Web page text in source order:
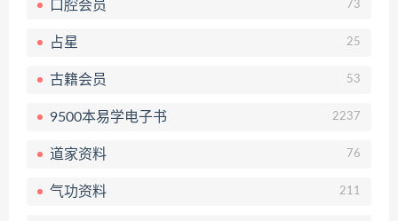
口腔会员 73
占星 25
古籍会员 53
9500本易学电子书 2237
道家资料 76
气功资料 211